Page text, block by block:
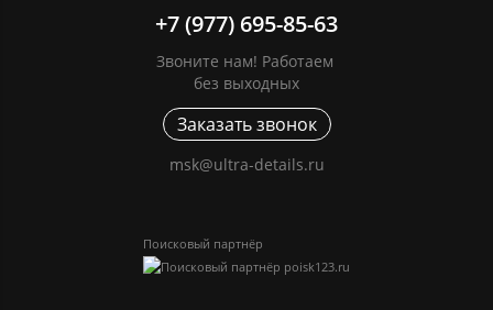
+7 (977) 695-85-63
Звоните нам! Работаем
без выходных
Заказать звонок
msk@ultra-details.ru
Поисковый партнёр